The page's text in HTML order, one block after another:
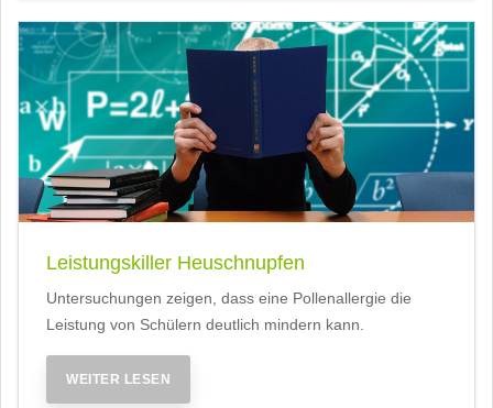
Leistungskiller Heuschnupfen
Untersuchungen zeigen, dass eine Pollenallergie die
Leistung von Schülern deutlich mindern kann.
WEITER LESEN